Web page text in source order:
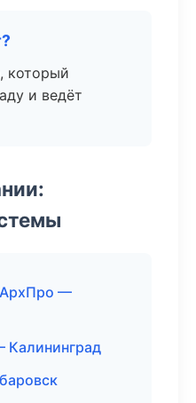
который
и ведёт
—
Калининград